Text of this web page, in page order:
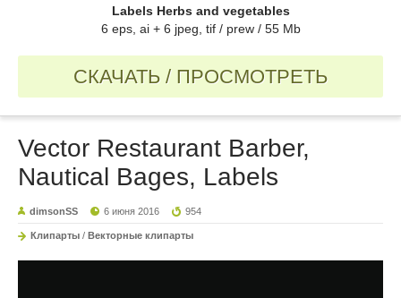
Labels Herbs and vegetables
6 eps, ai + 6 jpeg, tif / prew / 55 Mb
СКАЧАТЬ / ПРОСМОТРЕТЬ
Vector Restaurant Barber,
Nautical Bages, Labels
dimsonSS 6 июня 2016 954
Клипарты / Векторные клипарты